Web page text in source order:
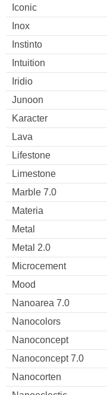
Iconic
Inox
Instinto
Intuition
Iridio
Junoon
Karacter
Lava
Lifestone
Limestone
Marble 7.0
Materia
Metal
Metal 2.0
Microcement
Mood
Nanoarea 7.0
Nanocolors
Nanoconcept
Nanoconcept 7.0
Nanocorten